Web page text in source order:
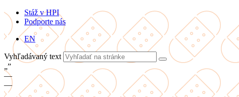
Stáž v HPI
Podporte nás
EN
Vyhľadávaný text
„”
—
—